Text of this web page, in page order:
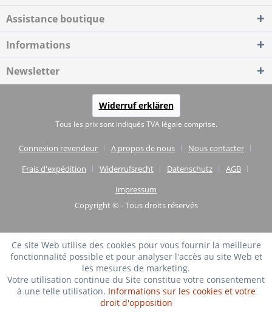
Assistance boutique
Informations
Newsletter
Widerruf erklären
Tous les prix sont indiqués TVA légale comprise.
Connexion revendeur A propos de nous
Nous contacter
Frais d'expédition
Widerrufsrecht Datenschutz
AGB
Impressum
Copyright © - Tous droits réservés
Ce site Web utilise des cookies pour vous fournir la meilleure
fonctionnalité possible et pour analyser l'accès au site Web et
les mesures de marketing.
Votre utilisation continue du Site constitue votre consentement
à une telle utilisation. Informations sur les cookies et votre
droit d'opposition